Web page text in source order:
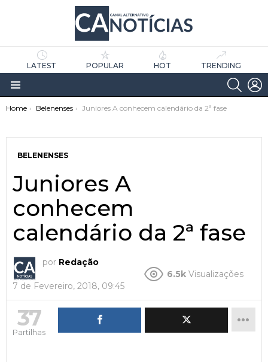
LATEST POPULAR HOT TRENDING
Menu
You are here:
Home Belenenses Juniores A conhecem calendário da 2ª fase
BELENENSES
Juniores A
conhecem
calendário da 2ª fase
por Redação
7 de Fevereiro, 2018, 09:45
6.5k Visualizações
37
Partilhas